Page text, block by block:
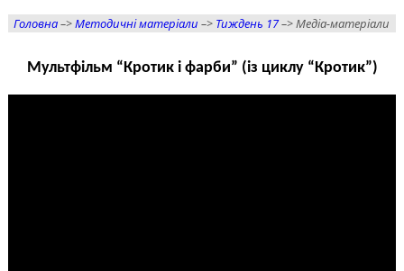
Головна–>Методичні матеріали –> Тиждень 17–> Медіа-матеріали
Мультфільм “Кротик і фарби” (із циклу “Кротик”)